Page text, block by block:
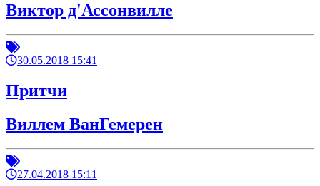
Виктор д'Ассонвилле
30.05.2018 15:41
Притчи
Виллем ВанГемерен
27.04.2018 15:11